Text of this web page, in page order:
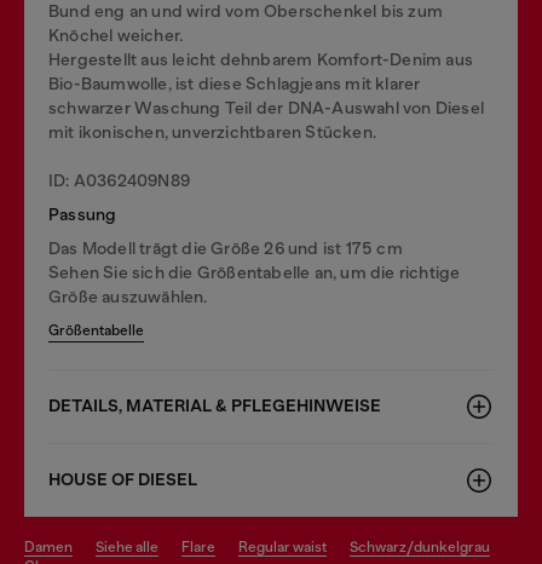
Bund eng an und wird vom Oberschenkel bis zum
Knöchel weicher.
Hergestellt aus leicht dehnbarem Komfort-Denim aus
Bio-Baumwolle, ist diese Schlagjeans mit klarer
schwarzer Waschung Teil der DNA-Auswahl von Diesel
mit ikonischen, unverzichtbaren Stücken.
ID: A0362409N89
Passung
Das Modell trägt die Größe 26 und ist 175 cm
Sehen Sie sich die Größentabelle an, um die richtige
Größe auszuwählen.
Größentabelle
DETAILS, MATERIAL & PFLEGEHINWEISE
HOUSE OF DIESEL
damen siehe alle flare regular waist
schwarz/dunkelgrau